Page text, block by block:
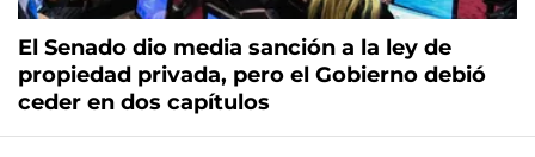
El Senado dio media sanción a la ley de
propiedad privada, pero el Gobierno debió
ceder en dos capítulos